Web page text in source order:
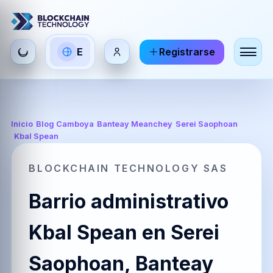
Seleccionar
idioma
E
ES
Español English
FR
Français
HI
हिन्दी
DE RU
ZH
中文
JA
日本語
PT
Português
AR BR KO
Registrarse
Inicio/ Blog Camboya Banteay Meanchey Serei Saophoan
Kbal Spean
BLOCKCHAIN TECHNOLOGY SAS
Barrio administrativo
Kbal Spean en Serei
Saophoan, Banteay